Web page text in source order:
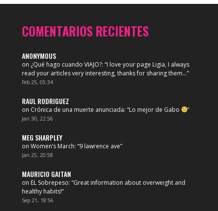
COMENTARIOS RECIENTES
ANONYMOUS
on ¿Qué hago cuando VIAJO?: “I love your page Ligia, I always
read your articles very interesting, thanks for sharing them…”
Feb 25, 05:34
RAUL RODRIGUEZ
on Crónica de una muerte anunciada: “Lo mejor de Gabo ”
Jan 30, 22:56
MEG SHARPLEY
on Women’s March: “9 lawrence ave”
Jan 25, 20:58
MAURICIO GAITAN
on EL Sobrepeso: “Great information about overweight and
healthy habits!”
Sep 21, 18:56